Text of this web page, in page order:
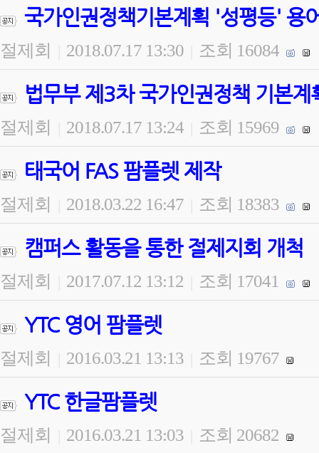
국가인권정책기본계획 '성평등' 용
절제회 2018.07.17 13:30 조회 16084
법무부 제3차 국가인권정책 기본계
절제회 2018.07.17 13:24 조회 15969
태국어 FAS 팜플렛 제작
절제회 2018.03.22 16:47 조회 18383
캠퍼스 활동을 통한 절제지회 개척
절제회 2017.07.12 13:12 조회 17041
YTC 영어 팜플렛
절제회 2016.03.21 13:13 조회 19767
YTC 한글팜플렛
절제회 2016.03.21 13:03 조회 20682